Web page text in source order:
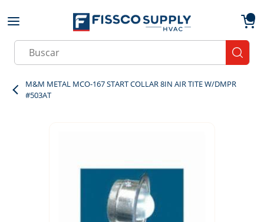
Skip to main content
Site Search
M&M METAL MCO-167 START COLLAR 8IN AIR TITE W/DMPR
#503AT